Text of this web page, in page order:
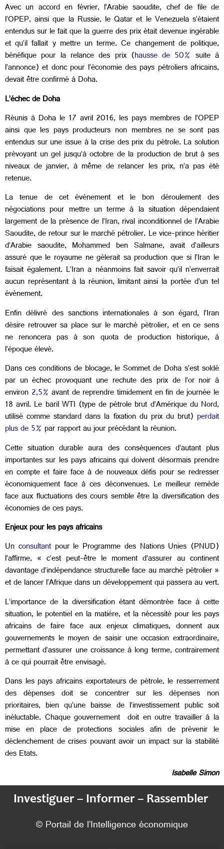
Avec un accord en février, l’Arabie saoudite, chef de file de
l’OPEP, ainsi que la Russie, le Qatar et le Venezuela s’étaient
entendus sur le fait que la guerre des prix était devenue ingérable
et qu’il fallait y mettre un terme. Ce changement de politique,
bénéfique pour la relance des prix (hausse de 50% suite à
l’annonce) et donc pour l’économie des pays pétroliers africains,
devait être confirmé à Doha.
L’échec de Doha
Réunis à Doha le 17 avril 2016, les pays membres de l’OPEP
ainsi que les pays producteurs non membres ne se sont pas
entendus sur une issue à la crise des prix du pétrole. La solution
prévoyant un gel jusqu’à octobre de la production de brut à ses
niveaux de janvier, à même de relancer les prix, n’a pas été
retenue.
La tenue de cet événement et le bon déroulement des
négociations pour mettre un terme à la situation dépendaient
largement de la présence de l’Iran, rival inconditionnel de l’Arabie
Saoudite, de retour sur le marché pétrolier. Le vice-prince héritier
d’Arabie saoudite, Mohammed ben Salmane, avait d’ailleurs
assuré que le royaume ne gèlerait sa production que si l’Iran le
faisait également. L’Iran a néanmoins fait savoir qu’il n’enverrait
aucun représentant à la réunion, limitant ainsi la portée d’un tel
événement.
Enfin délivré des sanctions internationales à son égard, l’Iran
désire retrouver sa place sur le marché pétrolier, et en ce sens
ne renoncera pas à son quota de production historique, à
l’époque élevé.
Dans ces conditions de blocage, le Sommet de Doha s’est soldé
par un échec provoquant une rechute des prix de l’or noir à
environ 2,5% avant de reprendre timidement en fin de journée le
18 avril. Le baril WTI (type de pétrole brut d’Amérique du Nord,
utilisé comme standard dans la fixation du prix du brut) perdait
plus de 5% par rapport au jour précédant la réunion.
Cette situation durable aura des conséquences d’autant plus
importantes sur les pays africains qui doivent désormais prendre
en compte et faire face à de nouveaux défis pour se redresser
économiquement face à ces déconvenues. Le meilleur remède
face aux fluctuations des cours semble être la diversification des
économies de ces pays.
Enjeux pour les pays africains
Un consultantpour le Programme des Nations Unies (PNUD)
l’affirme, « c’est peut-être le moment d’assurer au continent
davantage d’indépendance structurelle face au marché pétrolier »
et de lancer l’Afrique dans un développement qui passera au vert.
L’importance de la diversification étant démontrée face à cette
situation, le potentiel en la matière, et la nécessité pour les pays
africains de faire face aux enjeux climatiques, donnent aux
gouvernements le moyen de saisir une occasion extraordinaire,
permettant d’assurer une croissance à long terme, contrairement
à ce qui pourrait être envisagé.
Dans les pays africains exportateurs de pétrole, le resserrement
des dépenses doit se concentrer sur les dépenses non
prioritaires, bien qu’une baisse de l’investissement public soit
inéluctable. Chaque gouvernement doit en outre travailler à la
mise en place de protections sociales afin de prévenir le
déclenchement de crises pouvant avoir un impact sur la stabilité
des Etats.
Isabelle Simon
Investiguer – Informer – Rassembler
© Portail de l’Intelligence économique